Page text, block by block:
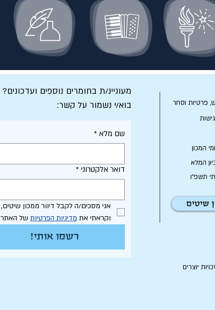
מעוניינ/ת בחומרים נוספים ועדכונים?
בוא/י נשמור על קשר:
שם מלא *
דואר אלקטרוני *
וקראתי את מדיניות הפרטיות של האתר
רשמו אותי!
פרטיות וסחר
המכון
המלא
תשפ"ו
שיטים
יוצרים